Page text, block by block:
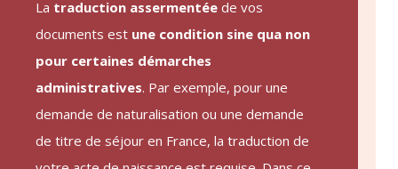
La traduction assermentée de vos
documents est une condition sine qua non
pour certaines démarches
administratives. Par exemple, pour une
demande de naturalisation ou une demande
de titre de séjour en France, la traduction de